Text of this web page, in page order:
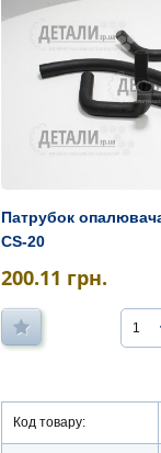
Патрубок
CS-20
200.11 грн.
1
Код товару: